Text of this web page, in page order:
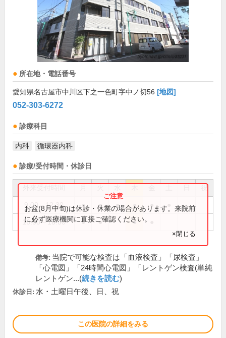
所在地・電話番号
愛知県名古屋市中川区下之一色町字中ノ切56 [地図]
052-303-6272
診療科目
内科 循環器内科
診療/受付時間・休診日
祝
9:00～12:30 ● ● ● ● ●
16:00～18:00 ● ● ●
お盆(8月中旬)は休診・休業の場合があります。来院前
に必ず医療機関に直接ご確認ください。
×閉じる
備考: 当院で可能な検査は「血液検査」「尿検査」
「心電図」「24時間心電図」「レントゲン検査(単純
レントゲン...(続きを読む)
休診日: 水・土曜日午後、日、祝
この医院の詳細をみる